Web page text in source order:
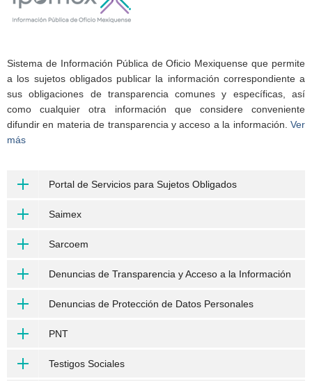
Sistema de Información Pública de Oficio Mexiquense que permite
a los sujetos obligados publicar la información correspondiente a
sus obligaciones de transparencia comunes y específicas, así
como cualquier otra información que considere conveniente
difundir en materia de transparencia y acceso a la información. Ver
más
Portal de Servicios para Sujetos Obligados
Saimex
Sarcoem
Denuncias de Transparencia y Acceso a la Información
Denuncias de Protección de Datos Personales
PNT
Testigos Sociales